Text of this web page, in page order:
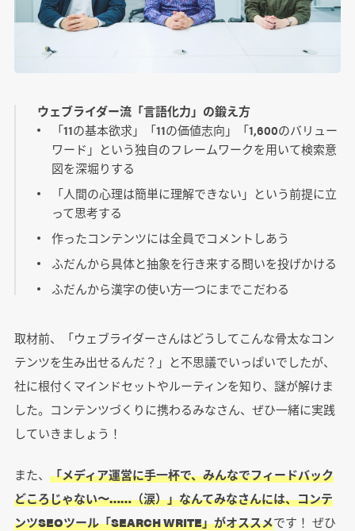
ウェブライダー流「言語化力」の鍛え方
「11の基本欲求」「11の価値志向」「1,600のバリュー
ワード」という独自のフレームワークを用いて検索意
図を深堀りする
「人間の心理は簡単に理解できない」という前提に立
って思考する
作ったコンテンツには全員でコメントしあう
ふだんから具体と抽象を行き来する問いを投げかける
ふだんから漢字の使い方一つにまでこだわる
取材前、「ウェブライダーさんはどうしてこんな骨太なコン
テンツを生み出せるんだ？」と不思議でいっぱいでしたが、
社に根付くマインドセットやルーティンを知り、謎が解けま
した。コンテンツづくりに携わるみなさん、ぜひ一緒に実践
していきましょう！
また、 「メディア運営に手一杯で、みんなでフィードバック
どころじゃない〜……（涙）」なんてみなさんには、コンテ
ンツSEOツール「SEARCH WRITE」がオススメです！ ぜひ